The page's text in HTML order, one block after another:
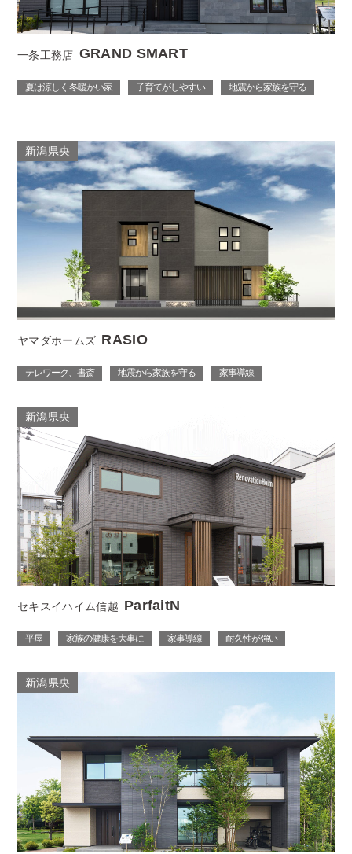
一条工務店 GRAND SMART
夏は涼しく 冬暖かい家 子育てがしやすい 地震から家族を守る
新潟県央
ヤマダホームズ RASIO
テレワーク、書斎 地震から家族を守る 家事導線
新潟県央
セキスイハイム信越 ParfaitN
平屋 家族の健康を大事に 家事導線 耐久性が強い
新潟県央